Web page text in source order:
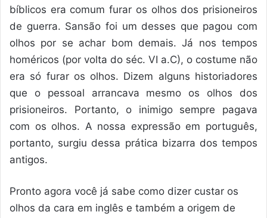
bíblicos era comum furar os olhos dos prisioneiros
de guerra. Sansão foi um desses que pagou com
olhos por se achar bom demais. Já nos tempos
homéricos (por volta do séc. VI a.C), o costume não
era só furar os olhos. Dizem alguns historiadores
que o pessoal arrancava mesmo os olhos dos
prisioneiros. Portanto, o inimigo sempre pagava
com os olhos. A nossa expressão em português,
portanto, surgiu dessa prática bizarra dos tempos
antigos.
Pronto agora você já sabe como dizer custar os
olhos da cara em inglês e também a origem de